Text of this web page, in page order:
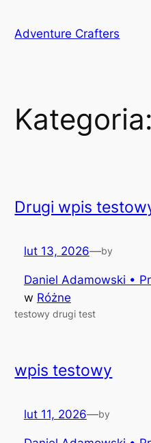
doAdventure Crafters
Kategoria:
Drugi wpis
lut 13, 2026—by
Daniel Adamowski •
w Różne
testowy drugi test
wpis testowy
lut 11, 2026—by